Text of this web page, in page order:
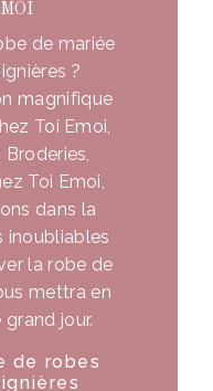
de mariée
?
magnifique
Toi Emoi,
Toi Emoi,
dans la
inoubliables
la robe de
mettra en
jour.
de robes